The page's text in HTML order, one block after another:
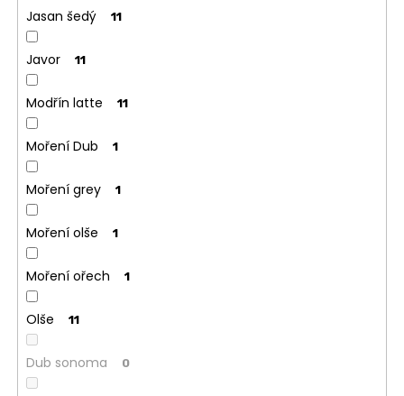
Jasan šedý 11
Javor 11
Modřín latte 11
Moření Dub 1
Moření grey 1
Moření olše 1
Moření ořech 1
Olše 11
Dub sonoma 0